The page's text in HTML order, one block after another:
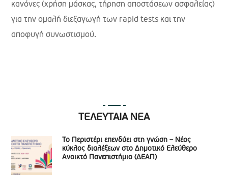
κανόνες (χρήση μάσκας, τήρηση αποστάσεων ασφαλείας)
για την ομαλή διεξαγωγή των rapid tests και την
αποφυγή συνωστισμού.
ΤΕΛΕΥΤΑΙΑ ΝΕΑ
Το Περιστέρι επενδύει στη γνώση – Νέος
κύκλος διαλέξεων στο Δημοτικό Ελεύθερο
Ανοικτό Πανεπιστήμιο (ΔΕΑΠ)